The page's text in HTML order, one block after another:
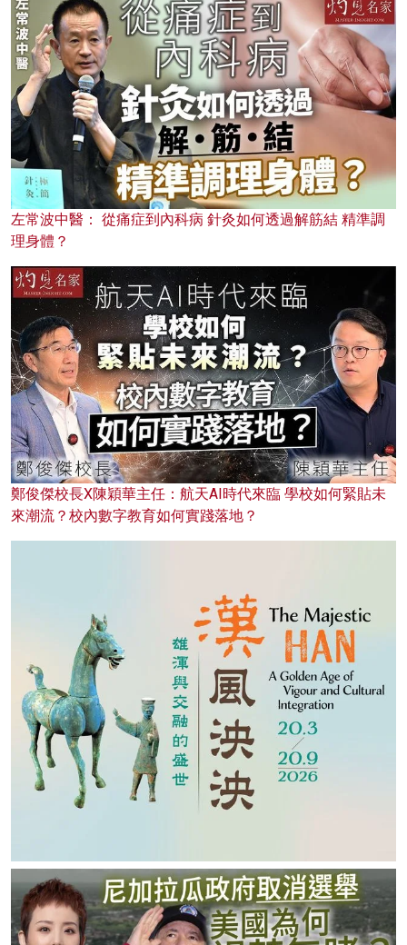
左常波中醫： 從痛症到內科病 針灸如何透過解筋結 精準調
理身體？
鄭俊傑校長X陳穎華主任：航天AI時代來臨 學校如何緊貼未
來潮流？校內數字教育如何實踐落地？